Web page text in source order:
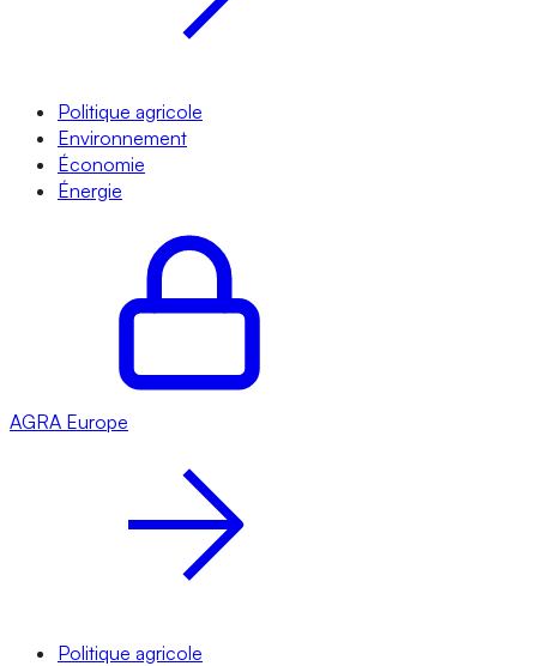
Politique agricole
Environnement
Économie
Énergie
AGRA Europe
Politique agricole